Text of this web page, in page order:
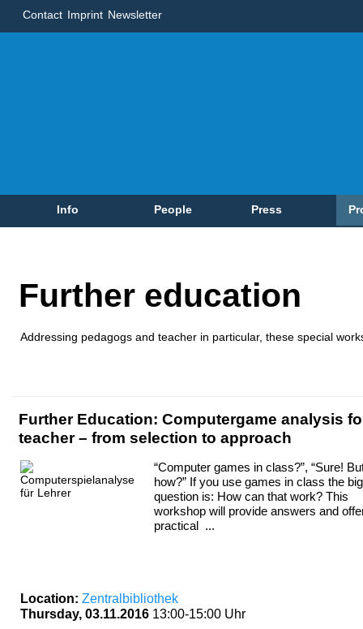
Contact Imprint Newsletter
Info People Press
Further education
Addressing pedagogs and teacher in particular, these special
Further Education: Computergame analysis
teacher – from selection to approach
“Computer games in class?”, “Sure!
how?” If you use games in class the big
question is: How can that work? This
workshop will provide answers and
practical ...
Location: Zentralbibliothek
Thursday, 03.11.2016 13:00-15:00 Uhr